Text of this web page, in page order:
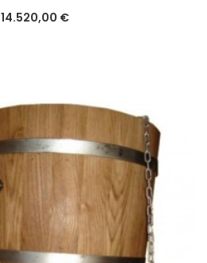
14.520,00 €